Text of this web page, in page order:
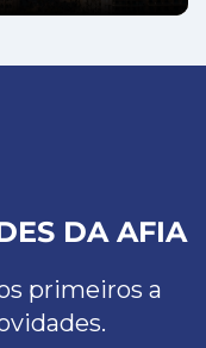
DA AFIA
primeiros a